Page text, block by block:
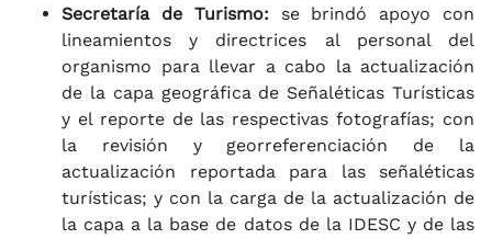
Secretaría de Turismo: se brindó apoyo con
lineamientos y directrices al personal del
organismo para llevar a cabo la actualización
de la capa geográfica de Señaléticas Turísticas
y el reporte de las respectivas fotografías; con
la revisión y georreferenciación de la
actualización reportada para las señaléticas
turísticas; y con la carga de la actualización de
la capa a la base de datos de la IDESC y de las